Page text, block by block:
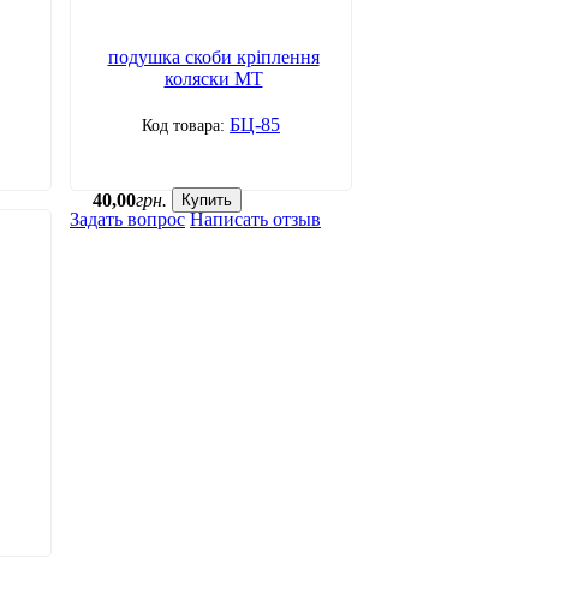
подушка скоби кріплення
коляски МТ
БЦ-85
40,00грн. Купить
Задать вопрос Написать отзыв